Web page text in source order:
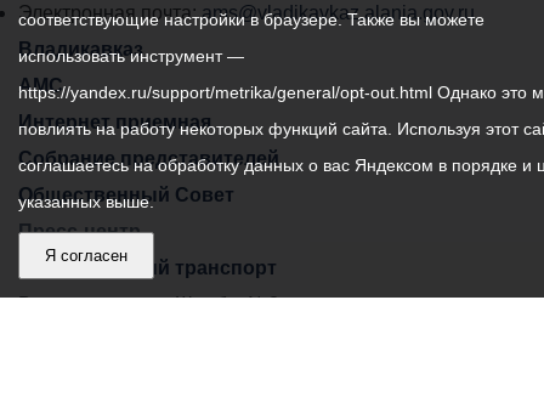
города
Владикавказ:
Электронная почта:ams@vladikavkaz.alania.gov.ru
Владикавказ
АМС
Интернет приемная
Собрание представителей
Общественный Совет
Пресс-центр
Общественный транспорт
Владикавказ, пл. Штыба, №2
соответствующие настройки в браузере. Также вы можете
использовать инструмент —
https://yandex.ru/support/metrika/general/opt-out.html Однако это
повлиять на работу некоторых функций сайта. Используя этот
соглашаетесь на обработку данных о вас Яндексом в порядке и
указанных выше.
Я согласен